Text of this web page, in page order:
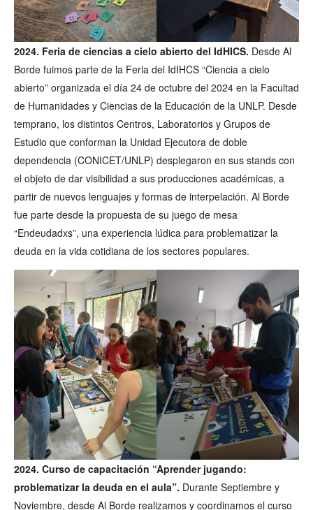
2024. Feria de ciencias a cielo abierto del IdHICS. Desde Al
Borde fuimos parte de la Feria del IdIHCS “Ciencia a cielo
abierto” organizada el día 24 de octubre del 2024 en la Facultad
de Humanidades y Ciencias de la Educación de la UNLP. Desde
temprano, los distintos Centros, Laboratorios y Grupos de
Estudio que conforman la Unidad Ejecutora de doble
dependencia (CONICET/UNLP) desplegaron en sus stands con
el objeto de dar visibilidad a sus producciones académicas, a
partir de nuevos lenguajes y formas de interpelación. Al Borde
fue parte desde la propuesta de su juego de mesa
“Endeudadxs”, una experiencia lúdica para problematizar la
deuda en la vida cotidiana de los sectores populares.
2024. Curso de capacitación “Aprender jugando:
problematizar la deuda en el aula”. Durante Septiembre y
Noviembre, desde Al Borde realizamos y coordinamos el curso